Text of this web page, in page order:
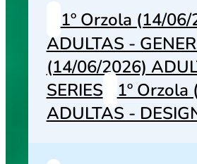
1º Orzola (14/
ADULTAS -
(14/06/2026)
SERIES
1º
ADULTAS -